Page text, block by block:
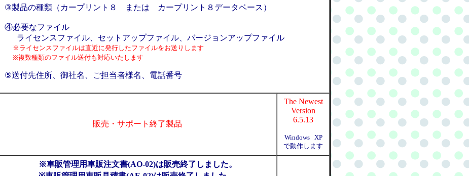
③製品の種類（カープリント８ または カープリント８データベース）
④必要なファイル
ライセンスファイル、セットアップファイル、バージョンアップファイル
※ライセンスファイルは直近に発行したファイルをお送りします
※複数種類のファイル送付も対応いたします
⑤送付先住所、御社名、ご担当者様名、電話番号
販売・サポート終了製品
The Newest
Version
6.5.13
Windows XP
で動作します
※車販管理用車販注文書(AO-02)は販売終了しました。